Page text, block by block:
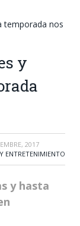
y
2017
ENTRETENIMIENTO
y hasta